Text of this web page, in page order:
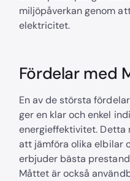
miljöpåverkan genom
elektricitet.
Fördelar med
En av de största
ger en klar och enkel
energieffektivitet. Detta
att jämföra olika elbilar
erbjuder bästa
Måttet är också